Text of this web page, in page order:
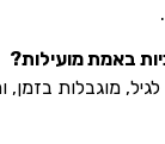
באמת מועילות?
מוגבלות בזמן,